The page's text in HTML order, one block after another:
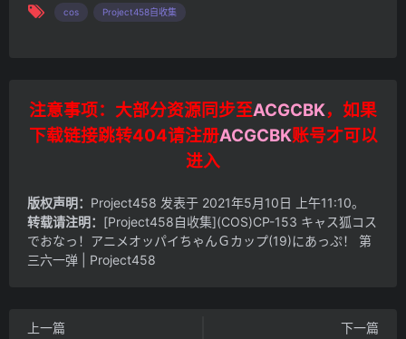
cos Project458自收集
注意事项：大部分资源同步至ACGCBK，如果
下载链接跳转404请注册ACGCBK账号才可以
进入
版权声明： Project458 发表于 2021年5月10日 上午11:10。
转载请注明：
[Project458自收集](COS)CP-153 キャス狐コス
でおなっ！アニメオッパイちゃんＧカップ(19)にあっぷ！ 第
三六一弹 | Project458
上一篇 下一篇